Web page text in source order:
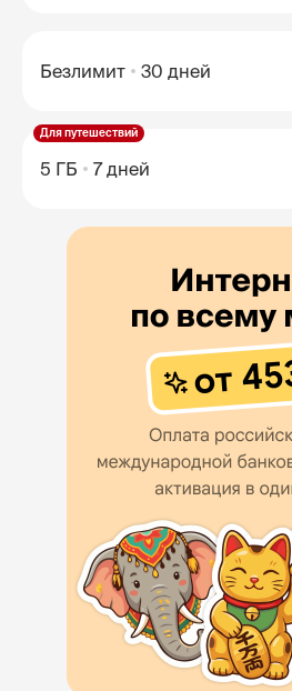
Безлимит 30 дней
Для путешествий
5 ГБ 7 дней